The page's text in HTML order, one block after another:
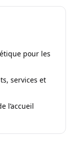
pour les
services et
l’accueil